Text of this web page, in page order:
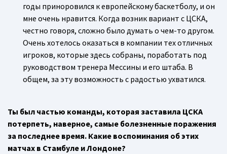
годы приноровился к европейскому баскетболу, и он
мне очень нравится. Когда возник вариант с ЦСКА,
честно говоря, сложно было думать о чем-то другом.
Очень хотелось оказаться в компании тех отличных
игроков, которые здесь собраны, поработать под
руководством тренера Мессины и его штаба. В
общем, за эту возможность с радостью ухватился.
Ты был частью команды, которая заставила ЦСКА
потерпеть, наверное, самые болезненные поражения
за последнее время. Какие воспоминания об этих
матчах в Стамбуле и Лондоне?